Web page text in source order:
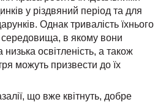
у різдвяний період та для
Однак тривалість їхнього
середовища, в якому вони
освітленість, а також
можуть призвести до їх
що вже квітнуть, добре